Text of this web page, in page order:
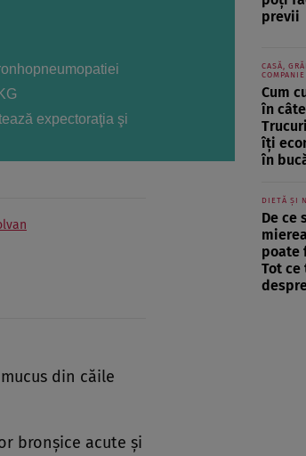
expectoraţia şi
din căile
bronşice acute şi
previi
CASĂ,
COMPANIE
Cum
în
îți
în
DIETĂ ȘI
De ce
poate
Tot